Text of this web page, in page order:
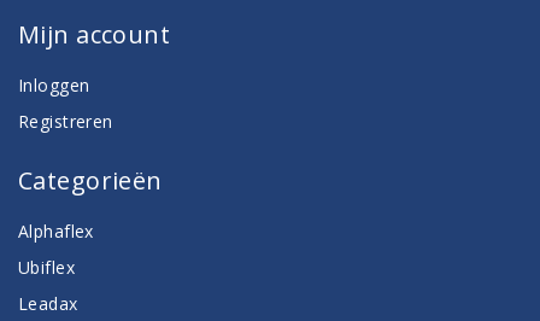
Mijn account
Inloggen
Registreren
Categorieën
Alphaflex
Ubiflex
Leadax